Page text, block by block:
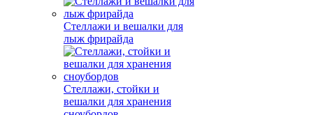
Стеллажи и вешалки для
лыж фрирайда
Стеллажи, стойки и
вешалки для хранения